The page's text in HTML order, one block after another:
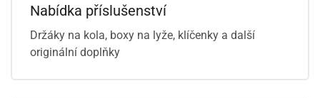
Nabídka příslušenství
Držáky na kola, boxy na lyže, klíčenky a další
originální doplňky